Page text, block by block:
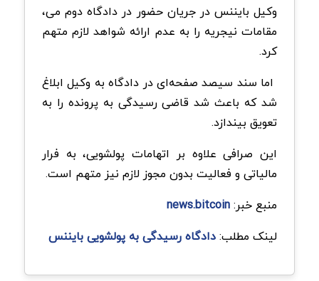
وکیل بایننس در جریان حضور در دادگاه دوم می،
مقامات نیجریه را به عدم ارائه شواهد لازم متهم
کرد.
اما سند سیصد صفحه‌ای در دادگاه به وکیل ابلاغ
شد که باعث شد قاضی رسیدگی به پرونده را به
تعویق بیندازد.
این صرافی علاوه بر اتهامات پولشویی، به فرار
مالیاتی و فعالیت بدون مجوز لازم نیز متهم است.
منبع خبر:news.bitcoin
لینک مطلب:دادگاه رسیدگی به پولشویی بایننس